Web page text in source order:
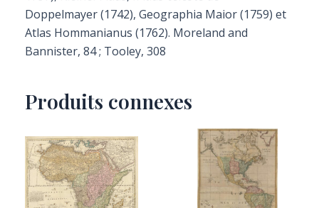
Doppelmayer (1742), Geographia Maior (1759) et
Atlas Hommanianus (1762). Moreland and
Bannister, 84 ; Tooley, 308
Produits connexes